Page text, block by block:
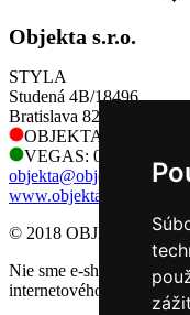
Objekta s.r.o.
STYLA
Studená 4B/18496
Bratislava 821 04
OBJEKTA: 0905 730
VEGAS: 0905 730 128
objekta@objekta.sk
www.objekta.sk
© 2018 OBJEKTA, s.r.o.
Nie sme e-shop, preto sa
internetového obchodu.